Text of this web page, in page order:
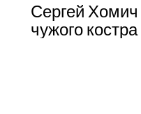
Сергей
чужого костра